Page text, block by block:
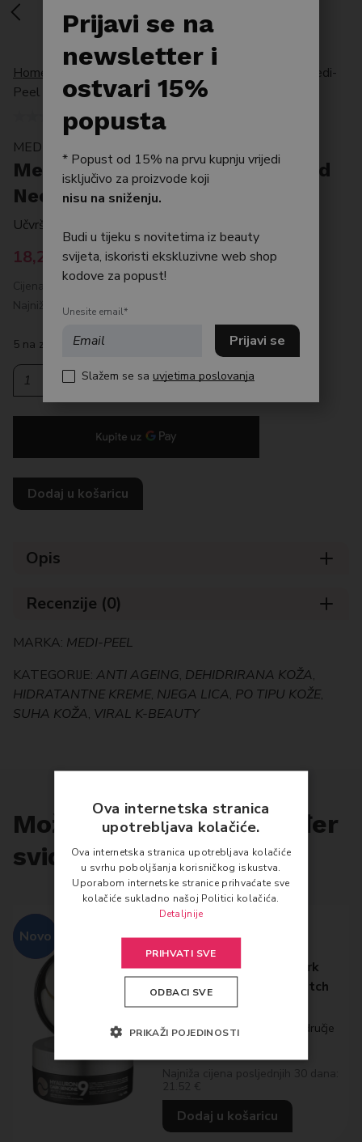
Po tipu kože
Bestseller
Njega tijela
Njega kose
Home
Medi-
Peel Collagen Naite Thread Neck Cream Premium
MEDI-PEEL
Medi-Peel Collagen Naite Thread
Neck Cream Premium
Učvršćujuća krema za vrat i dekolte
18,20 €
Cijena prije popusta: 26 €
Najniža cijena posljednjih 30 dana: 18,20 €
5 na zalihi
Medi-Peel Collagen Naite Thread Neck Cream Premium količina
Dodaj u košaricu
Opis
Recenzije (0)
KATEGORIJE: ANTI AGEING, DEHIDRIRANA KOŽA,
HIDRATANTNE KREME, NJEGA LICA, PO TIPU KOŽE,
SUHA KOŽA, VIRAL K-BEAUTY
MARKA: MEDI-PEEL
Možda će vam se također
svidjeti…
-20%
Novo
MEDI-PEEL
Medi-Peel Hyaluron Dark
Benone Peptide Eye Patch
60 komada
Gel maska za okoloočno područje
Najniža cijena posljednjih 30 dana:
21.52 €
Dodaj u košaricu
Prijavi se na
newsletter i
ostvari 15%
popusta
* Popust od 15% na prvu kupnju vrijedi
isključivo za proizvode koji
nisu na sniženju.
Budi u tijeku s novitetima iz beauty
svijeta, iskoristi ekskluzivne web shop
kodove za popust!
Unesite email*
Slažem se sa uvjetima poslovanja
Ova internetska stranica
upotrebljava kolačiće.
Ova internetska stranica upotrebljava kolačiće
u svrhu poboljšanja korisničkog iskustva.
Uporabom internetske stranice prihvaćate sve
kolačiće sukladno našoj Politici kolačića.
Detaljnije
PRIHVATI SVE
ODBACI SVE
PRIKAŽI POJEDINOSTI